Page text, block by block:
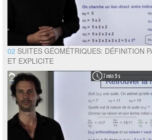
02 SUITES GÉOMÉTRIQUES: DÉFINITION
ET EXPLICITE
7 min 9 s